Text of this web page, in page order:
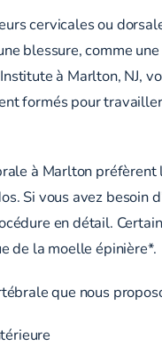
cervicales ou
blessure, comme
à Marlton, NJ,
formés pour
à Marlton
Si vous avez
en détail.
de la moelle épinière*.
que nous